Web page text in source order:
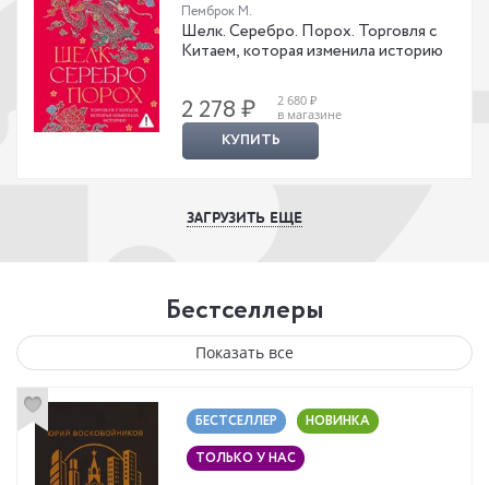
Пемброк М.
Шелк. Серебро. Порох. Торговля с
Китаем, которая изменила историю
2 278 ₽
2 680 ₽
в магазине
КУПИТЬ
ЗАГРУЗИТЬ ЕЩЕ
Бестселлеры
Показать все
БЕСТСЕЛЛЕР
НОВИНКА
ТОЛЬКО У НАС